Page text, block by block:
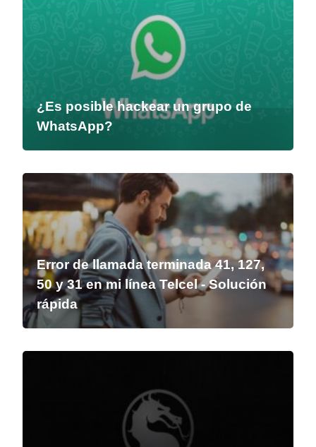
¿Es posible hackear un grupo de
WhatsApp?
Error de llamada terminada 41, 127,
50 y 31 en mi línea Telcel - Solución
rápida